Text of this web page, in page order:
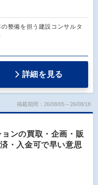
整備を担う建設コンサルタ
詳細を見る
掲載期間：26/08/05～26/08/18
ンの買取・企画・販
・入金可で早い意思